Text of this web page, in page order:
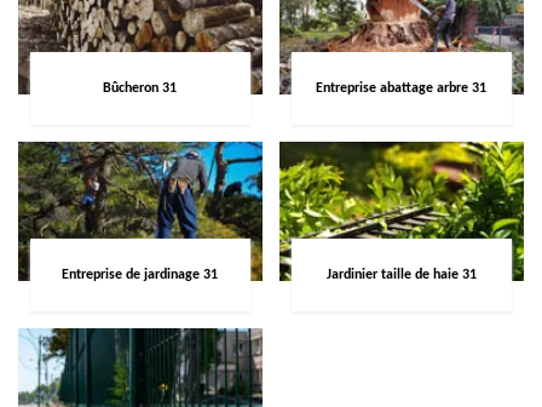
Bûcheron 31 Entreprise abattage arbre 31
Entreprise de jardinage 31 Jardinier taille de haie 31